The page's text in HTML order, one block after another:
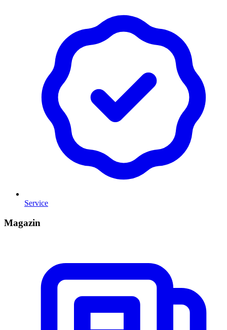
Service
Magazin